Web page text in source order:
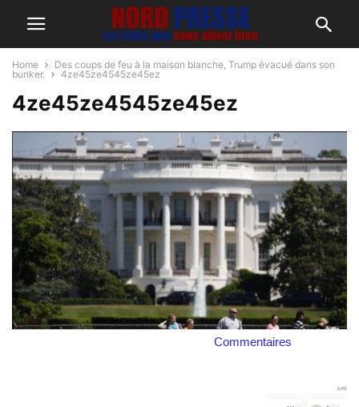
Home
Des coups de feu à la maison blanche, Trump évacué dans son
bunker.
4ze45ze4545ze45ez
4ze45ze4545ze45ez
Commentaires